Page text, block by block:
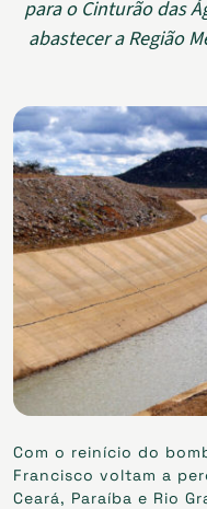
para o Cinturão das
abastecer a Região
Com o reinício do
Francisco voltam a
Ceará, Paraíba e Rio